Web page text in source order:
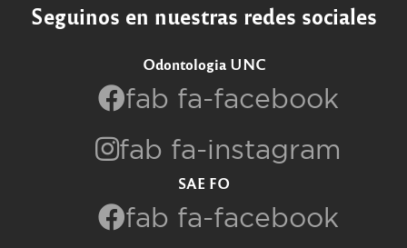
Seguinos en nuestras redes sociales
Odontologia UNC
fab fa-facebook
fab fa-instagram
SAE FO
fab fa-facebook